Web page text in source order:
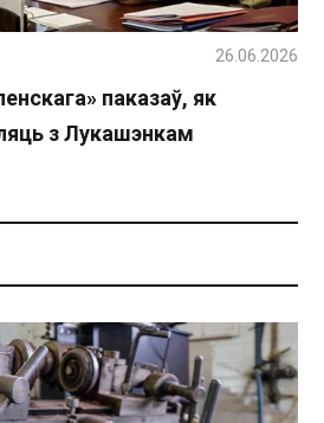
паказаў, як
з Лукашэнкам
26.06.2026